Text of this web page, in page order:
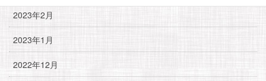
2023年2月
2023年1月
2022年12月